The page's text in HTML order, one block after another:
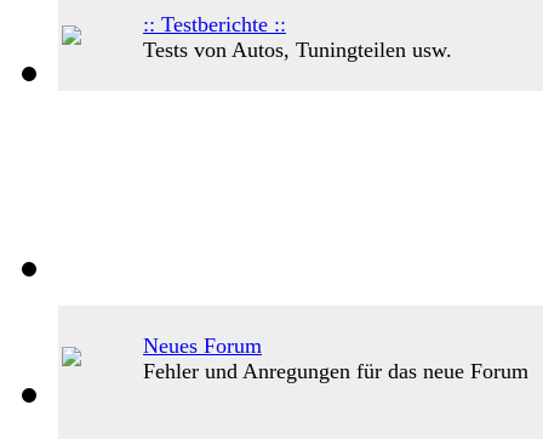
:: Testberichte ::
Tests von Autos, Tuningteilen usw.
Neues Forum
Fehler und Anregungen für das neue Forum